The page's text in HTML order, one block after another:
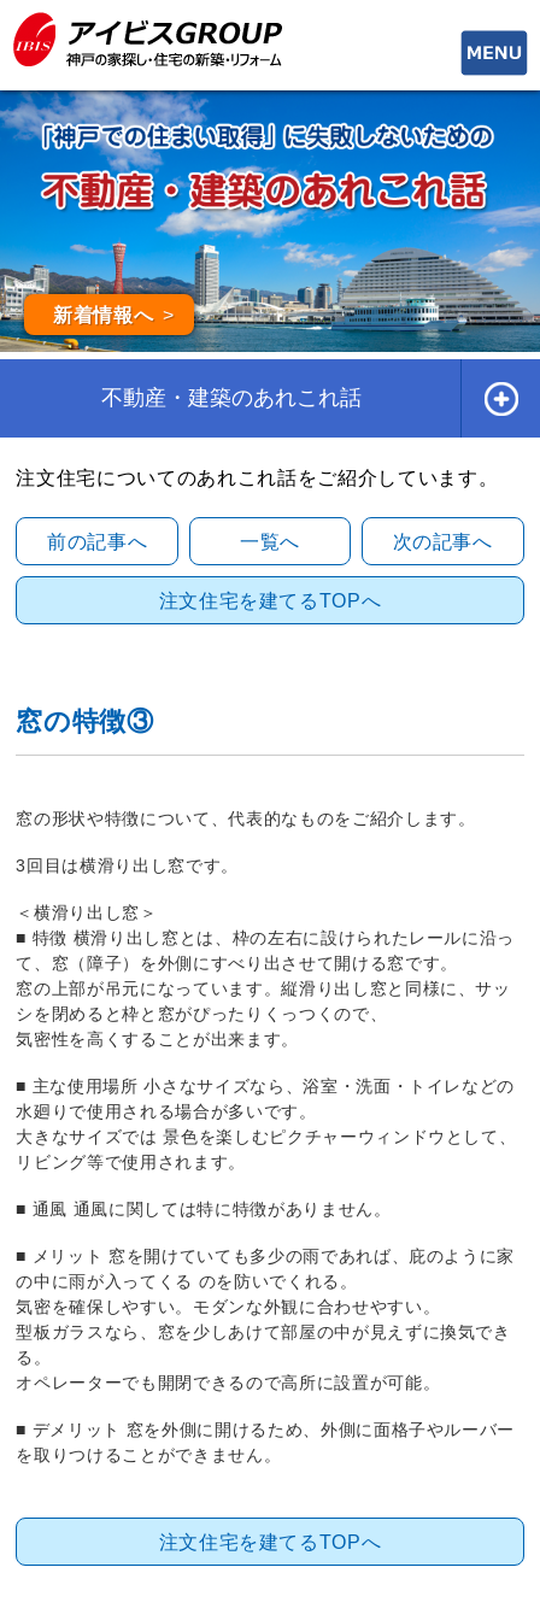
toggle
新着情報へ
不動産・建築のあれこれ話
注文住宅についてのあれこれ話をご紹介しています。
前の記事へ 一覧へ 次の記事へ
注文住宅を建てるTOPへ
窓の特徴③
窓の形状や特徴について、代表的なものをご紹介します。
3回目は横滑り出し窓です。
＜横滑り出し窓＞
■ 特徴 横滑り出し窓とは、枠の左右に設けられたレールに沿っ
て、窓（障子）を外側にすべり出させて開ける窓です。
窓の上部が吊元になっています。縦滑り出し窓と同様に、サッ
シを閉めると枠と窓がぴったりくっつくので、
気密性を高くすることが出来ます。
■ 主な使用場所 小さなサイズなら、浴室・洗面・トイレなどの
水廻りで使用される場合が多いです。
大きなサイズでは 景色を楽しむピクチャーウィンドウとして、
リビング等で使用されます。
■ 通風 通風に関しては特に特徴がありません。
■ メリット 窓を開けていても多少の雨であれば、庇のように家
の中に雨が入ってくる のを防いでくれる。
気密を確保しやすい。モダンな外観に合わせやすい。
型板ガラスなら、窓を少しあけて部屋の中が見えずに換気でき
る。
オペレーターでも開閉できるので高所に設置が可能。
■ デメリット 窓を外側に開けるため、外側に面格子やルーバー
を取りつけることができません。
注文住宅を建てるTOPへ